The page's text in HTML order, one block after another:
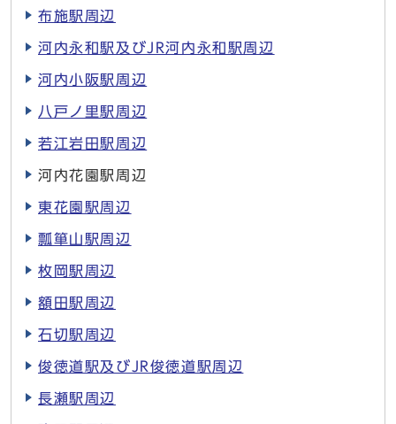
布施駅周辺
河内永和駅及びJR河内永和駅周辺
河内小阪駅周辺
八戸ノ里駅周辺
若江岩田駅周辺
河内花園駅周辺
東花園駅周辺
瓢箪山駅周辺
枚岡駅周辺
額田駅周辺
石切駅周辺
俊徳道駅及びJR俊徳道駅周辺
長瀬駅周辺